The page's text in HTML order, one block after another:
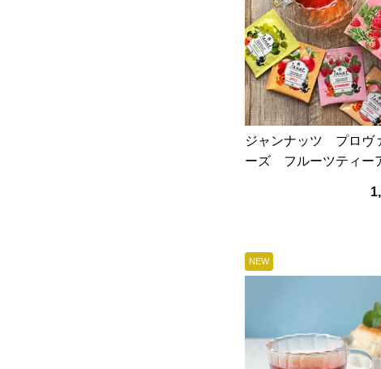
ジャンナッツ プロヴ
ーズ フルーツティー
NEW